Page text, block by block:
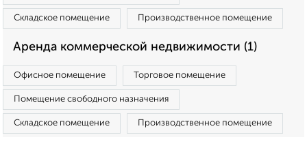
Складское помещение Производственное помещение
Аренда коммерческой недвижимости (1)
Офисное помещение Торговое помещение
Помещение свободного назначения
Складское помещение Производственное помещение